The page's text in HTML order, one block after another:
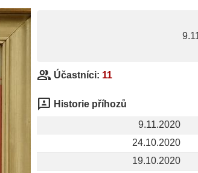
group Účastníci: 11
3p Historie příhozů
9.11.2020
24.10.2020
19.10.2020